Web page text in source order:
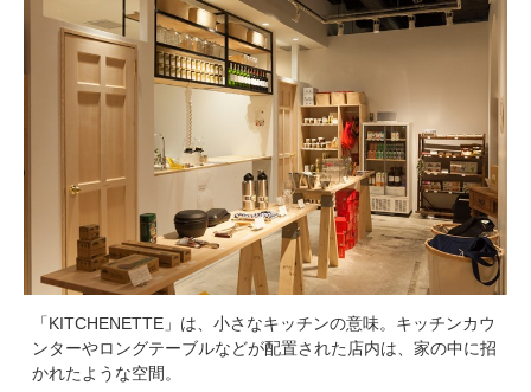
「KITCHENETTE」は、小さなキッチンの意味。キッチンカウ
ンターやロングテーブルなどが配置された店内は、家の中に招
かれたような空間。